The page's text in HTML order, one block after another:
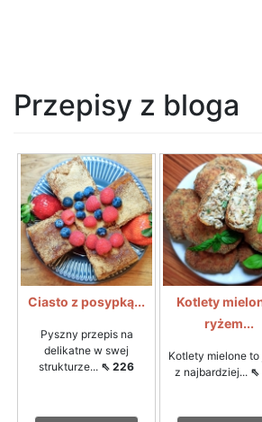
Przepisy z bloga
Ciasto z posypką...
Pyszny przepis na
delikatne w swej
strukturze... ⇖ 226
Kotlety
ryżem...
Kotlety mielone to
z najbardziej... ⇖